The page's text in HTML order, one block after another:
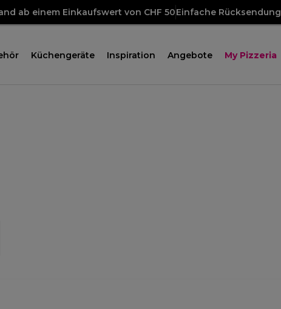
ab einem Einkaufswert von CHF 50Einfache Rücksendung
Küchengeräte Inspiration Angebote My Pizzeria